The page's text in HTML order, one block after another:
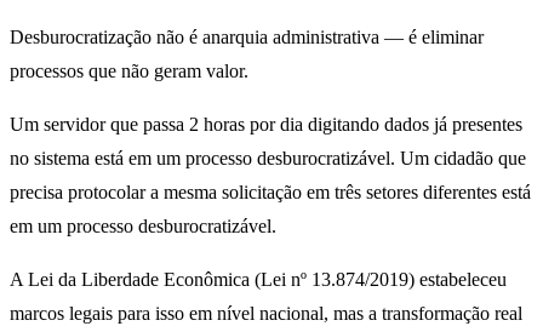
Desburocratização não é anarquia administrativa — é eliminar
processos que não geram valor.
Um servidor que passa 2 horas por dia digitando dados já presentes
no sistema está em um processo desburocratizável. Um cidadão que
precisa protocolar a mesma solicitação em três setores diferentes está
em um processo desburocratizável.
A Lei da Liberdade Econômica (Lei nº 13.874/2019) estabeleceu
marcos legais para isso em nível nacional, mas a transformação real